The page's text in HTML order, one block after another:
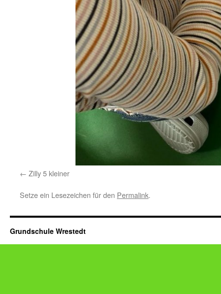
Zilly 5 kleiner
Setze ein Lesezeichen für den Permalink.
Grundschule Wrestedt